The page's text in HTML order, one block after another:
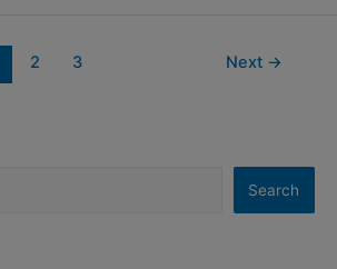
2 3 Next →
Search